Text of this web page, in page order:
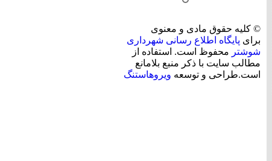
© کلیه حقوق مادی و معنوی
برای پایگاه اطلاع رسانی شهرداری
شوشتر محفوظ است. استفاده از
مطالب سایت با ذکر منبع بلامانع
است.طراحی و توسعه ویروهاستنگ